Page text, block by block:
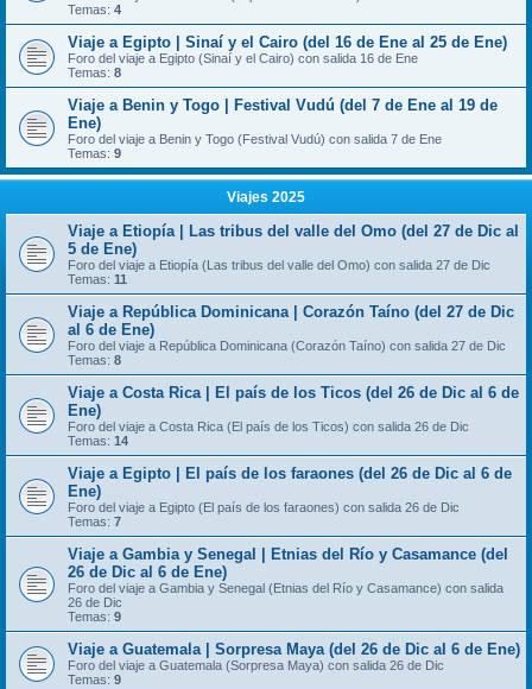
Temas: 4
Viaje a Egipto | Sinaí y el Cairo (del 16 de Ene al 25 de Ene)
Foro del viaje a Egipto (Sinaí y el Cairo) con salida 16 de Ene
Temas: 8
Viaje a Benin y Togo | Festival Vudú (del 7 de Ene al 19 de
Ene)
Foro del viaje a Benin y Togo (Festival Vudú) con salida 7 de Ene
Temas: 9
Viajes 2025
Viaje a Etiopía | Las tribus del valle del Omo (del 27 de Dic al
5 de Ene)
Foro del viaje a Etiopía (Las tribus del valle del Omo) con salida 27 de Dic
Temas: 11
Viaje a República Dominicana | Corazón Taíno (del 27 de Dic
al 6 de Ene)
Foro del viaje a República Dominicana (Corazón Taíno) con salida 27 de Dic
Temas: 8
Viaje a Costa Rica | El país de los Ticos (del 26 de Dic al 6 de
Ene)
Foro del viaje a Costa Rica (El país de los Ticos) con salida 26 de Dic
Temas: 14
Viaje a Egipto | El país de los faraones (del 26 de Dic al 6 de
Ene)
Foro del viaje a Egipto (El país de los faraones) con salida 26 de Dic
Temas: 7
Viaje a Gambia y Senegal | Etnias del Río y Casamance (del
26 de Dic al 6 de Ene)
Foro del viaje a Gambia y Senegal (Etnias del Río y Casamance) con salida
26 de Dic
Temas: 9
Viaje a Guatemala | Sorpresa Maya (del 26 de Dic al 6 de Ene)
Foro del viaje a Guatemala (Sorpresa Maya) con salida 26 de Dic
Temas: 9